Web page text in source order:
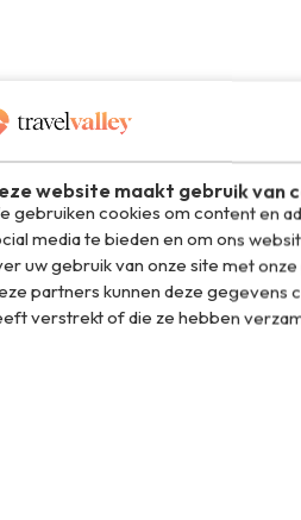
website maakt gebruik van
gebruiken cookies om content en
media te bieden en om ons
uw gebruik van onze site met
partners kunnen deze gegevens
verstrekt of die ze hebben
meer
Frankrijk heeft de
Avere-Francetelde Frankrijk
groei van 16 procent in één jaar.
in 2030 maar daar zijn
naar het zuiden rijdt, hoef je
langs de autoroute
iedere 50 kilometer sowieso een
het gemiddelde waarop
caravan, twee kinderen achterin
en ondertussen laden. Ga er